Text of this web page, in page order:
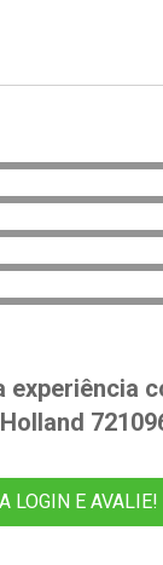
experiência
LOGIN E AVALIE!